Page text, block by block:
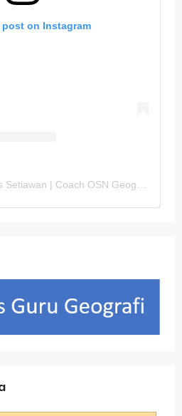
on Instagram
A post shared by Agnas Setiawan | Coach OSN Geografi (@gurugeografi)